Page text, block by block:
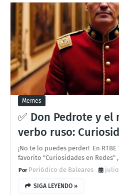
Memes
✅ Don Pedrote y
verbo ruso:
¡No te lo puedes perder! En
favorito "Curiosidades en Redes" ,
Periódico de Baleares
julio
SIGA LEYENDO »